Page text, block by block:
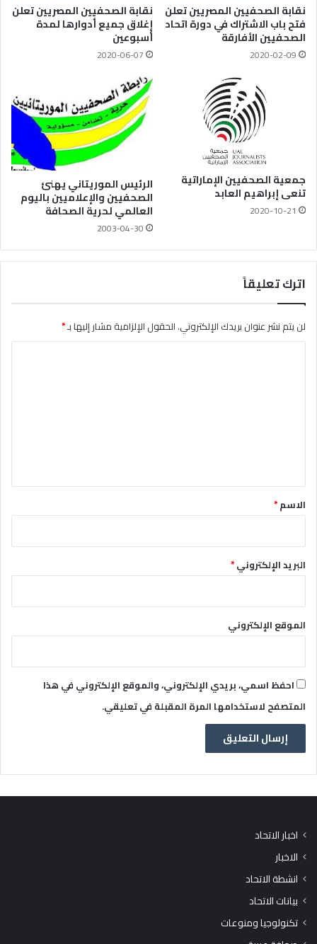
نقابة الصحفيين المصريين تعلن
فتح باب الاشتراك في دورة اتحاد
الصحفيين الأفارقة
2020-02-09
نقابة الصحفيين المصريين تعلن
إغلاق جميع أدوارها لمدة
أسبوعين
2020-06-07
جمعية الصحفيين الإماراتية
تنعى إبراهيم العابد
2020-10-21
الرئيس الموريتاني يهنئ
الصحفيين والإعلاميين باليوم
العالمي لحرية الصحافة
2003-04-30
اترك تعليقاً
لن يتم نشر عنوان بريدك الإلكتروني.الحقول الإلزامية مشار إليها بـ*
*الاسم*
البريد الإلكتروني*
الموقع الإلكتروني
احفظ اسمي، بريدي الإلكتروني، والموقع الإلكتروني في هذا
المتصفح لاستخدامها المرة المقبلة في تعليقي.
اخبار الاتحاد
الاخبار
انشطة الاتحاد
بيانات الاتحاد
تكنولوجيا ومنوعات